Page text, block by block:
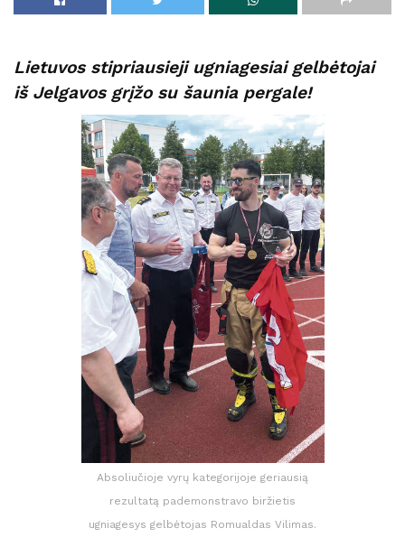
Lietuvos stipriausieji ugniagesiai gelbėtojai
iš Jelgavos grįžo su šaunia pergale!
Absoliučioje vyrų kategorijoje geriausią
rezultatą pademonstravo biržietis
ugniagesys gelbėtojas Romualdas Vilimas.